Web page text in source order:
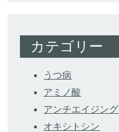
カテゴリー
うつ病
アミノ酸
アンチエイジング
オキシトシン